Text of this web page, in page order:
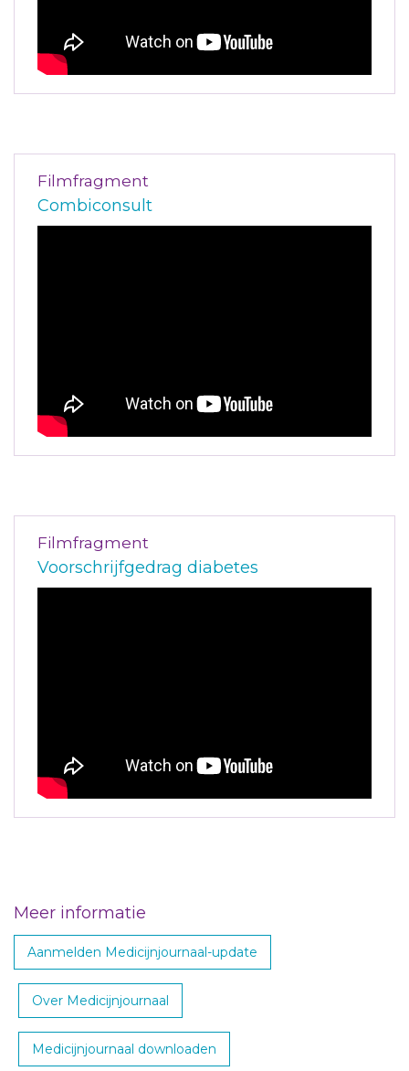
Filmfragment
Combiconsult
Filmfragment
Voorschrijfgedrag diabetes
Meer informatie
Aanmelden Medicijnjournaal-update
Over Medicijnjournaal
Medicijnjournaal downloaden